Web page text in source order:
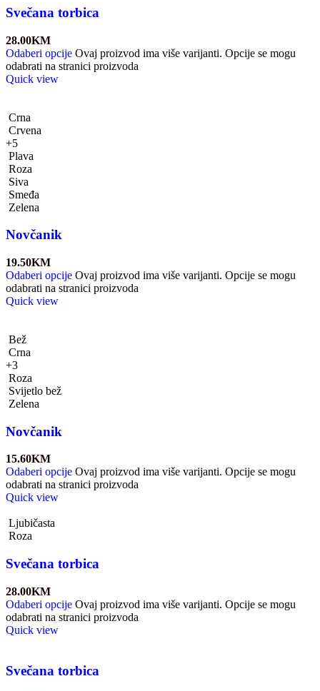
Svečana torbica
28.00KM
Odaberi opcije Ovaj proizvod ima više varijanti. Opcije se mogu
odabrati na stranici proizvoda
Quick view
Crna
Crvena
+5
Plava
Roza
Siva
Smeđa
Zelena
Novčanik
19.50KM
Odaberi opcije Ovaj proizvod ima više varijanti. Opcije se mogu
odabrati na stranici proizvoda
Quick view
Bež
Crna
+3
Roza
Svijetlo bež
Zelena
Novčanik
15.60KM
Odaberi opcije Ovaj proizvod ima više varijanti. Opcije se mogu
odabrati na stranici proizvoda
Quick view
Ljubičasta
Roza
Svečana torbica
28.00KM
Odaberi opcije Ovaj proizvod ima više varijanti. Opcije se mogu
odabrati na stranici proizvoda
Quick view
Svečana torbica